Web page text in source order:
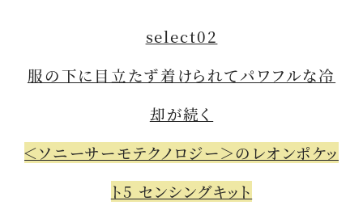
select02
服の下に目立たず着けられてパワフルな冷
却が続く
＜ソニーサーモテクノロジー＞のレオンポケッ
ト5 センシングキット